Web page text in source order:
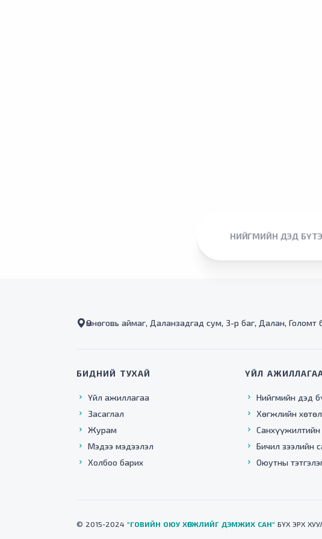
НИЙГМИЙН ДЭД
Өмнөговь аймаг, Даланзадгад сум, 3-р баг, Далан, Голомт
БИДНИЙ ТУХАЙ
Үйл ажиллагаа
Засаглал
Журам
Мэдээ мэдээлэл
Холбоо барих
ҮЙЛ
Нийгмийн дэд
Хөгжлийн
Санхүүжилтийн
Бичил зээлийн
Оюутны
© 2015-2024 "ГОВИЙН ОЮУ ХӨГЖЛИЙГ ДЭМЖИХ САН" БҮХ ЭРХ